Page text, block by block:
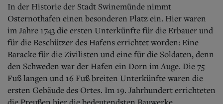
In der Historie der Stadt Swinemünde nimmt
Osternothafen einen besonderen Platz ein. Hier waren
im Jahre 1743 die ersten Unterkünfte für die Erbauer und
für die Beschützer des Hafens errichtet worden: Eine
Baracke für die Zivilisten und eine für die Soldaten, denn
den Schweden war der Hafen ein Dorn im Auge. Die 75
Fuß langen und 16 Fuß breiten Unterkünfte waren die
ersten Gebäude des Ortes. Im 19. Jahrhundert errichteten